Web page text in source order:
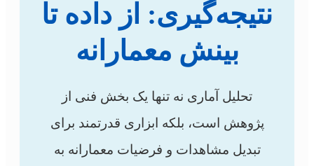
نتیجه‌گیری: از داده تا
بینش معمارانه
تحلیل آماری نه تنها یک بخش فنی از
پژوهش است، بلکه ابزاری قدرتمند برای
تبدیل مشاهدات و فرضیات معمارانه به